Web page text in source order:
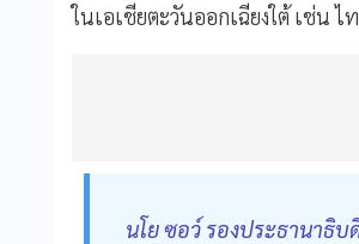
ในเอเชียตะวันออกเฉียงใต้ เช่น ไ
นโย ซอว์ รองประธานาธิ